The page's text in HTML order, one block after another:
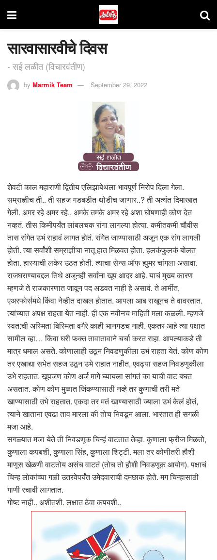
सारवासारवीचे दिवस
- सई लळीत (विचारवंतीण)
by Marmik Team September 29, 2022
शेवटी काल महाराणी द्वितीय एलिझाबेथला भावपूर्ण निरोप दिला गेला.
सम्राज्ञीच ती.. ती सहज गडबडीत थोडीच जाणार..? ती अत्यंत दिमाखात
गेली. अमर रहे अमर रहे.. अमके तमके अमर रहे अशा घोषणाही कोण देत
नव्हतं. तीस किमीपर्यंत लांबलचक रांगा लागल्या होत्या. कमीतकमी चौवीस
तास रांगेत उभं राहावं लागत होतं. रांगेत जाण्यासाठी अजून एक रांग लागली
होती. त्या सर्वांशी सम्राज्ञीचा नातू हात मिळवत होता. हलकंफुलकं बोलत
होता. हास्याची लकेर उठत होती. त्याचा सेन्स ऑफ ह्युमर चांगला असावा.
राजघराण्याबद्दल तिथे अजूनही सर्वांना खूप आदर आहे. याचं मुख्य कारण
म्हणजे ते राजकारणात जावून पद अडवत नाही हे असावं. ते आर्मीत,
एअरफोर्समधे किंवा नेव्हीत दाखल होतात. आपला आब राखूनच ते वावरतात.
त्यांच्यात अपक्ष राहता येत नाही. ही एक नवीनच माहिती मला कळली. म्हणजे
स्वत:ची अस्मिता बिस्मिता वगैरे काही भानगडच नाही. एकतर आहे त्या पक्षात
सामील व्हा… किंवा घरी फक्त तावातावाने चर्चा करत राहा. आपल्याकडे ती
मात्र धमाल असते. कोणालाही उठून निवडणुकीला उभं राहता येतं. कोण कोण
तर एखाद्या सभेत सहज उठून उभे राहात नाहीत, एवढ्या सहज निवडणुकीला
उभे राहतात. खूपजण कोण अर्ज मागे घ्यायला सांगतं का याची वाट बघत
असतात. कोण कोण मुळात जिंकण्यासाठी नव्हे तर कुणाची तरी मते
खाण्यासाठी उभे राहतात. एकदा तर मतं खाण्यासाठी ज्याला उभं केलं होतं,
त्याने खाताना एवढा ताव मारला की तोच निवडून आला. भारतात ही सगळी
मजा आहे.
सगळ्यात मजा येते ती निवडणूक चिन्हं वाटतात तेव्हा. कुणाला फ्रीज मिळतो,
कुणाला कपबशी, कुणाला सिंह, कुणाला शिट्टी. मला तर कोणीतरी हौशी
माणूस खेळणी वाटतोय असंच वाटतं (तोच तो हौशी निवडणूक आयोग). पक्षाचं
चिन्ह लोकांच्या गळी उतरवेपर्यंत उमेदवाराची दमछाक होते. मग चिन्हासाठी
गाणी रचावी लागतात.
गोष्ट नाही.. अशीतशी. लक्षात ठेवा कपबशी..